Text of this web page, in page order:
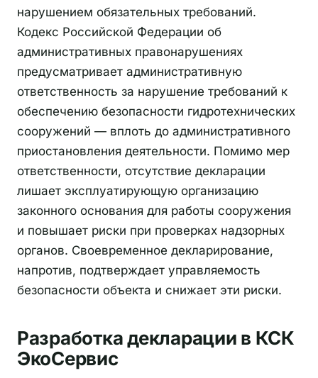
нарушением обязательных требований.
Кодекс Российской Федерации об
административных правонарушениях
предусматривает административную
ответственность за нарушение требований к
обеспечению безопасности гидротехнических
сооружений — вплоть до административного
приостановления деятельности. Помимо мер
ответственности, отсутствие декларации
лишает эксплуатирующую организацию
законного основания для работы сооружения
и повышает риски при проверках надзорных
органов. Своевременное декларирование,
напротив, подтверждает управляемость
безопасности объекта и снижает эти риски.
Разработка декларации в КСК
ЭкоСервис